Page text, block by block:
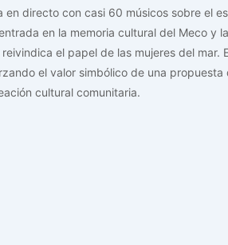
en directo con casi 60 músicos sobre el
en la memoria cultural del Meco y
el papel de las mujeres del mar.
el valor simbólico de una
cultural comunitaria.